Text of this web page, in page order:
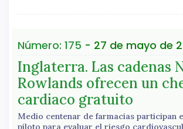
Número: 175 - 27 de mayo de
Inglaterra. Las cadenas
Rowlands ofrecen un
cardiaco gratuito
Medio centenar de farmacias participan
piloto para evaluar el riesgo